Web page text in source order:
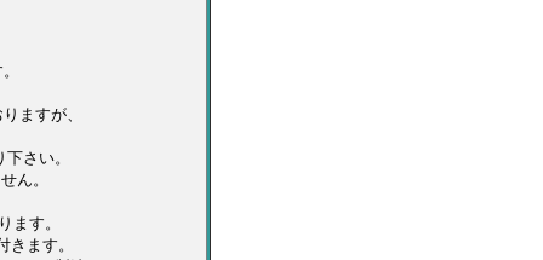
ますが、
さい。
ん。
ます。
ます。